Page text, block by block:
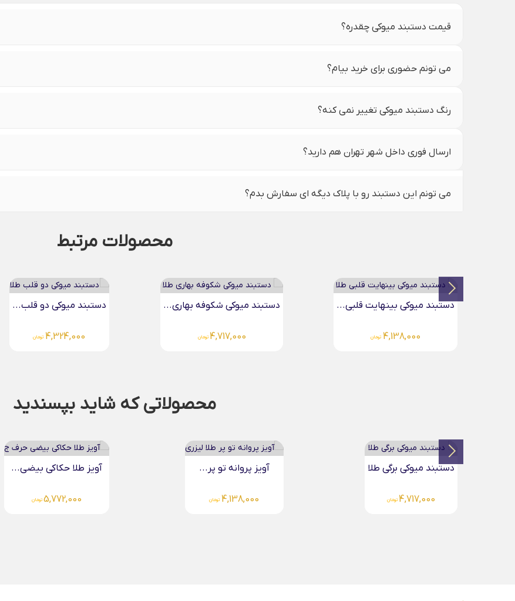
قیمت دستبند میوکی چقدره؟
می تونم حضوری برای خرید بیام؟
رنگ دستبند میوکی تغییر نمی کنه؟
ارسال فوری داخل شهر تهران هم دارید؟
می تونم این دستبند رو با پلاک دیگه ای سفارش بدم؟
محصولات مرتبط
دستبند میوکی شکوفه بهاری...
4,717,000 تومان
دستبند میوکی دو قلب...
4,324,000 تومان
دستبند میوکی کیتی لیزری...
4,717,000 تومان
محصولاتی که شاید بپسندید
آویز پروانه تو پر...
4,138,000 تومان
آویز طلا حکاکی بیضی...
5,772,000 تومان
دستبند دو قلب مینیمال...
3,103,000 تومان